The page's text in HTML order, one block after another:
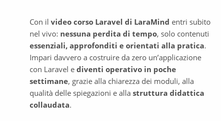
Con il video corso Laravel di LaraMind entri subito
nel vivo: nessuna perdita di tempo
essenziali, approfonditi e orientati alla pratica.
Impari davvero a costruire da zero un’applicazione
con Laravel e diventi operativo in poche
settimane, grazie alla chiarezza dei moduli, alla
qualità delle spiegazioni e alla struttura didattica
collaudata.